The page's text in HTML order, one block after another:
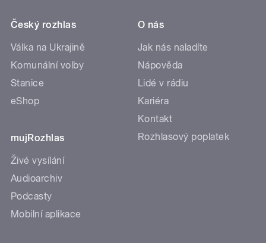
Český rozhlas
Válka na Ukrajině
Komunální volby
Stanice
eShop
mujRozhlas
Živé vysílání
Audioarchiv
Podcasty
Mobilní aplikace
O nás
Jak nás naladíte
Nápověda
Lidé v rádiu
Kariéra
Kontakt
Rozhlasový poplatek